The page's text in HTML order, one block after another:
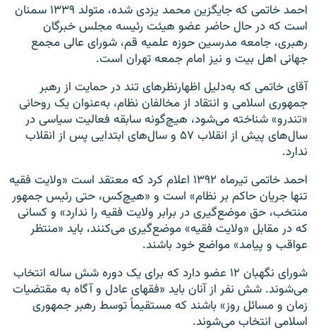
احمد خاتمی که جایگزین محمد یزدی شده، متولد ۱۳۳۹ سمنان
است که در حال حاضر عضو هیئت‌ رئیسه مجلس خبرگان
رهبری، جامعه مدرسین حوزه علمیه قم، شورای عالی مجمع
جهانی اهل بیت و نیز امام جمعه تهران است.
آقای خاتمی که به‌دلیل اظهارنظرهای تند در حمایت از رهبر
جمهوری اسلامی و انتقاد از مخالفان نظام، به‌عنوان یک روحانی
«تندرو» شناخته می‌شود، هیچ‌گونه سابقه فعالیت سیاسی در
سال‌های پیش از انقلاب ۵۷ و سال‌های ابتدایی پس از انقلاب
ندارد.
احمد خاتمی تیرماه ۱۳۹۲ اعلام کرد که معتقد است «ولایت فقیه
تنها جریان حاکم بر نظام» است و «هیچ‌کس، حتی رئیس جمهور
منتخب، حق موضع‌گیری در برابر ولایت فقیه را ندارد» و کسانی
که در مقابل «ولایت فقیه» موضع‌گیری می‌کنند، باید «منتظر
عواقب و پیامد» مواضع خود باشند.
شورای نگهبان ۱۲ عضو دارد که برای یک دوره شش ساله انتخاب
می‌­شوند. شش نفر از آنان باید «فقهای عادل و آگاه به مقتضیات
زمان و مسائل روز» باشند که مستقیماً توسط رهبر جمهوری
اسلامی انتخاب می‌شوند.